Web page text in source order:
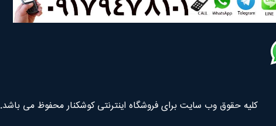
کلیه حقوق وب سایت برای فروشگاه اینترنتی کوشکنار محفوظ می باشد.